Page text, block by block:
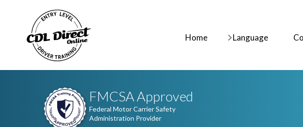
Home Language
FMCSA Approved
Federal Motor Carrier Safety
Administration Provider